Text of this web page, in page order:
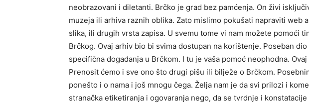
neobrazovani i diletanti. Brčko je grad bez pamćenja. On živi
muzeja ili arhiva raznih oblika. Zato mislimo pokušati napraviti
slika, ili drugih vrsta zapisa. U svemu tome vi nam možete pomoći
Brčkog. Ovaj arhiv bio bi svima dostupan na korištenje. Poseban
specifična događanja u Brčkom. I tu je vaša pomoć neophodna.
Prenosit ćemo i sve ono što drugi pišu ili bilježe o Brčkom.
ponešto i o nama i još mnogu čega. Želja nam je da svi prilozi i
stranačka etiketiranja i ogovaranja nego, da se tvrdnje i